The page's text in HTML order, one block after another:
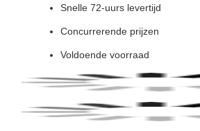
Snelle 72-uurs levertijd
Concurrerende prijzen
Voldoende voorraad